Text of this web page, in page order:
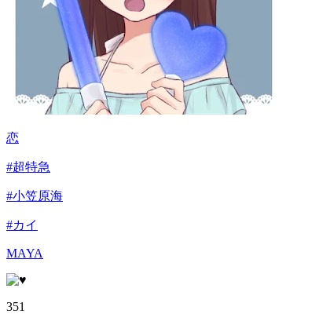
恋
#超特急
#小笠原海
#カイ
MAYA
351